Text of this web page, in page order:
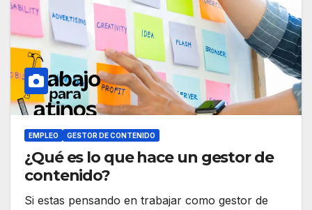
EMPLEO GESTOR DE CONTENIDO
¿Qué es lo que hace un gestor de
contenido?
Si estas pensando en trabajar como gestor de